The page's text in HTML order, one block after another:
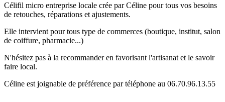
Célifil micro entreprise locale crée par Céline pour tous vos besoins
de retouches, réparations et ajustements.
Elle intervient pour tous type de commerces (boutique, institut, salon
de coiffure, pharmacie...)
N'hésitez pas à la recommander en favorisant l'artisanat et le savoir
faire local.
Céline est joignable de préférence par téléphone au 06.70.96.13.55